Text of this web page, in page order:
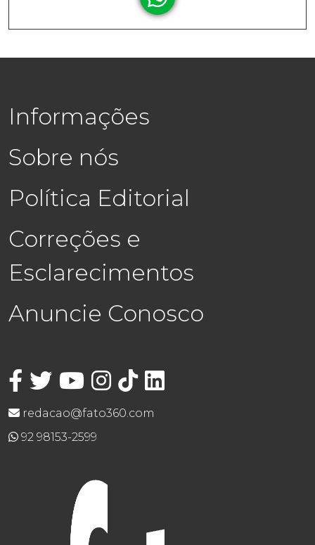
Informações
Sobre nós
Política Editorial
Correções e
Esclarecimentos
Anuncie Conosco
redacao@fato360.com
92 98153-2599